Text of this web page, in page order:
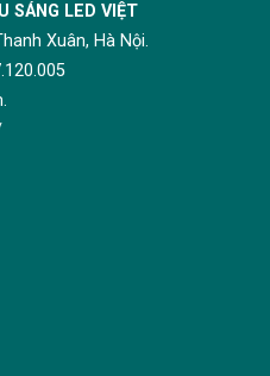
SÁNG LED VIỆT
Xuân, Hà Nội.